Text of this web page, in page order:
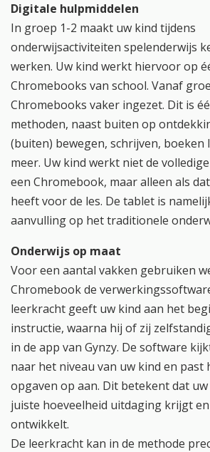
Digitale hulpmiddelen
In groep 1-2 maakt uw kind tijdens
onderwijsactiviteiten spelenderwijs
werken. Uw kind werkt hiervoor op
Chromebooks van school. Vanaf
Chromebooks vaker ingezet. Dit is
methoden, naast buiten op
(buiten) bewegen, schrijven, boeken
meer. Uw kind werkt niet de
een Chromebook, maar alleen als
heeft voor de les. De tablet is
aanvulling op het traditionele
Onderwijs op maat
Voor een aantal vakken gebruiken
Chromebook de
leerkracht geeft uw kind aan het
instructie, waarna hij of zij
in de app van Gynzy. De software
naar het niveau van uw kind en past
opgaven op aan. Dit betekent dat
juiste hoeveelheid uitdaging krijgt
ontwikkelt.
De leerkracht kan in de methode